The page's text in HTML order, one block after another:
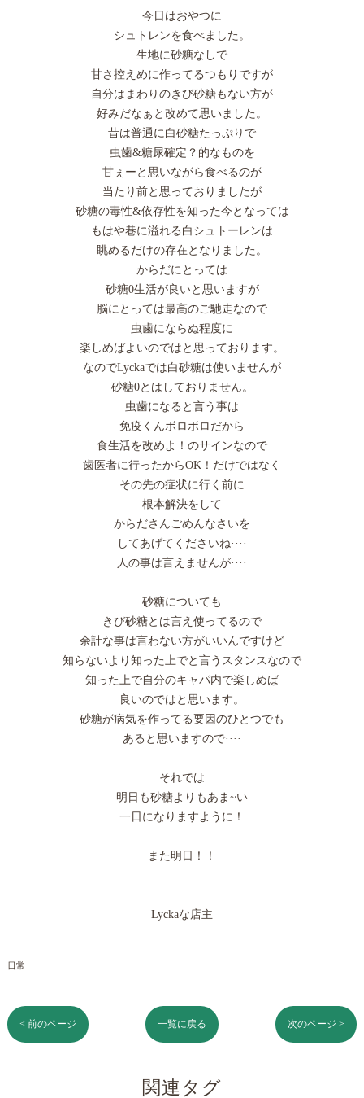
今日はおやつに
シュトレンを食べました。
生地に砂糖なしで
甘さ控えめに作ってるつもりですが
自分はまわりのきび砂糖もない方が
好みだなぁと改めて思いました。
昔は普通に白砂糖たっぷりで
虫歯&糖尿確定？的なものを
甘ぇーと思いながら食べるのが
当たり前と思っておりましたが
砂糖の毒性&依存性を知った今となっては
もはや巷に溢れる白シュトーレンは
眺めるだけの存在となりました。
からだにとっては
砂糖0生活が良いと思いますが
脳にとっては最高のご馳走なので
虫歯にならぬ程度に
楽しめばよいのではと思っております。
なのでLyckaでは白砂糖は使いませんが
砂糖0とはしておりません。
虫歯になると言う事は
免疫くんボロボロだから
食生活を改めよ！のサインなので
歯医者に行ったからOK！だけではなく
その先の症状に行く前に
根本解決をして
からださんごめんなさいを
してあげてくださいね····
人の事は言えませんが····
砂糖についても
きび砂糖とは言え使ってるので
余計な事は言わない方がいいんですけど
知らないより知った上でと言うスタンスなので
知った上で自分のキャパ内で楽しめば
良いのではと思います。
砂糖が病気を作ってる要因のひとつでも
あると思いますので····
それでは
明日も砂糖よりもあま~い
一日になりますように！
また明日！！
Lyckaな店主
日常
< 前のページ 一覧に戻る 次のページ >
関連タグ